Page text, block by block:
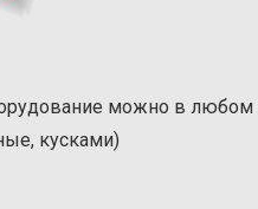
можно в любом
кусками)